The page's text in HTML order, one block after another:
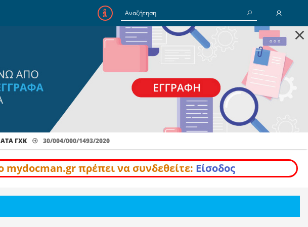
E-Mail
Κωδικός
Να με θυμάσαι
×
ΓΧΚ 30/004/000/1493/2020
πρέπει να συνδεθείτε: Είσοδος